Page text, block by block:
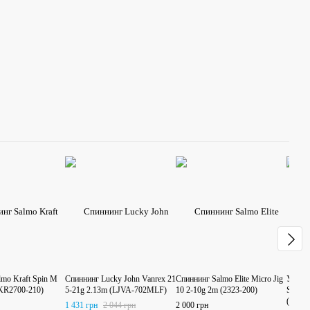
Kraft Spin M
210)
Спиннинг Lucky John Vanrex 21
5-21g 2.13m (LJVA-702MLF)
1 431 грн 2 044 грн
Спиннинг Salmo Elite Micro Jig
10 2-10g 2m (2323-200)
2 000 грн
(3